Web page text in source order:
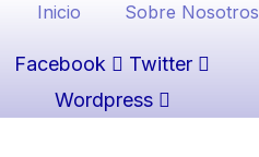
Inicio Sobre Nosotros
Facebook
Twitter
Wordpress